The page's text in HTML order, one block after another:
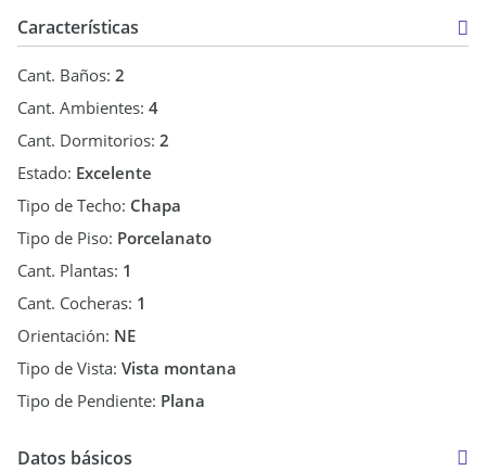
restaurantes, tiendas, supermercados y mucho más. Además,
estarás a pocos minutos de las principales atracciones
turísticas de Merlo.
¡Contáctanos para agendar una visita y conocer más detalles!
¡Te esperamos para hacer realidad tu sueño!
Características
Cant. Baños: 2
Cant. Ambientes: 4
Cant. Dormitorios: 2
Estado: Excelente
Tipo de Techo: Chapa
Tipo de Piso: Porcelanato
Cant. Plantas: 1
Cant. Cocheras: 1
Orientación: NE
Tipo de Vista: Vista montana
Tipo de Pendiente: Plana
Datos básicos